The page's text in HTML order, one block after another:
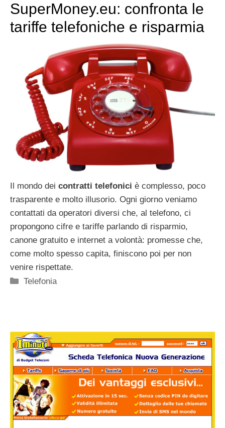
SuperMoney.eu: confronta le
tariffe telefoniche e risparmia
Il mondo dei contratti telefonici è complesso, poco
trasparente e molto illusorio. Ogni giorno veniamo
contattati da operatori diversi che, al telefono, ci
propongono cifre e tariffe parlando di risparmio,
canone gratuito e internet a volontà: promesse che,
come molto spesso capita, finiscono poi per non
venire rispettate.
Categorie
Telefonia